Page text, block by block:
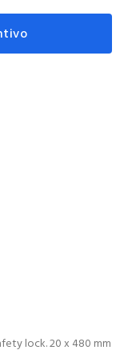
lock. 20 x 480 mm